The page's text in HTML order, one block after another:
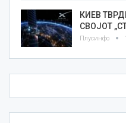
КИЕВ
СВОЈОТ
Плусинфо